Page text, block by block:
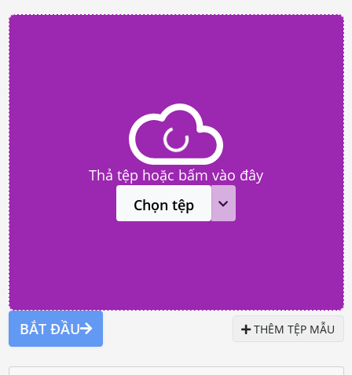
Thả tệp hoặc bấm vào đây
Chọn tệp
BẮT ĐẦU THÊM TỆP MẪU